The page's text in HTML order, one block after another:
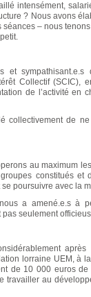
intensément,
? Nous avons
– nous
et
Collectif
de l’activité en
collectivement de
au maximum
constitués et
poursuivre avec la
a amené.e.s à
pas seulement
lorraine UEM, à
de 10 000 euros
travailler au